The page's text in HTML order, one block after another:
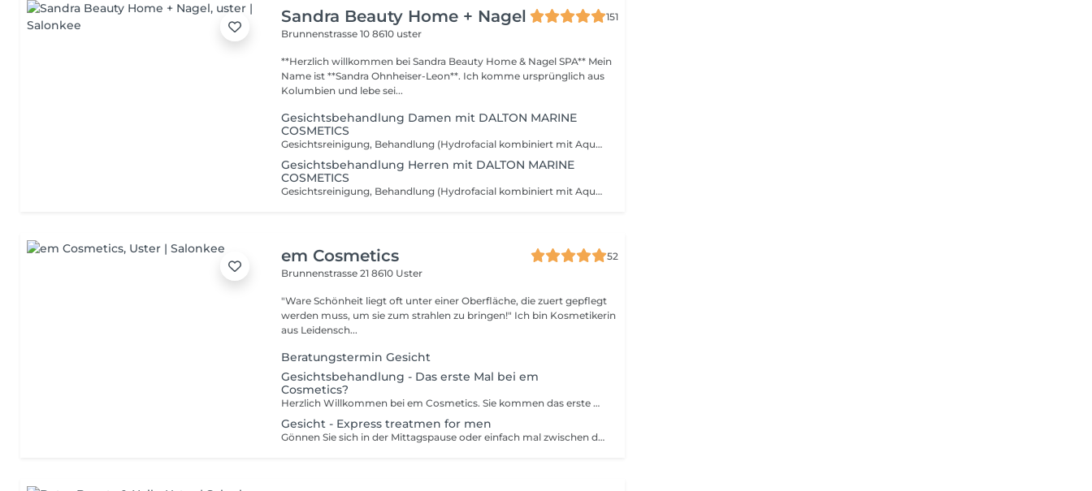
Sandra Beauty Home + Nagel
151
Brunnenstrasse 108610 uster
**Herzlich willkommen bei Sandra Beauty Home & Nagel SPA** Mein
Name ist **Sandra Ohnheiser-Leon**. Ich komme ursprünglich aus
Kolumbien und lebe sei...
Gesichtsbehandlung Damen mit DALTON MARINE
COSMETICS
Gesichtsreinigung, Behandlung (Hydrofacial kombiniert mit Aquafacial ab CHF 150), Maske, Abschlusspflege
Gesichtsbehandlung Herren mit DALTON MARINE
COSMETICS
Gesichtsreinigung, Behandlung (Hydrofacial kombiniert mit Aquafacial ab CHF 175), Maske, Abschlusspflege
em Cosmetics
52
Brunnenstrasse 218610 Uster
"Ware Schönheit liegt oft unter einer Oberfläche, die zuert gepflegt
werden muss, um sie zum strahlen zu bringen!" Ich bin Kosmetikerin
aus Leidensch...
Beratungstermin Gesicht
Gesichtsbehandlung - Das erste Mal bei em
Cosmetics?
Herzlich Willkommen bei em Cosmetics. Sie kommen das erste Mal zu mir und wissen nicht genau, was Sie buchen sollen? Es ist mir wichtig Ihre Bedürfnisse zu kennen, einen genauen Blick auf Ihre Haut zu werfen, um den aktuellen Gesundheits- und Hautzustand zu analysieren. Dazu benötige ich etwas mehr Zeit. Darum ist diese Buchung bei einem Erstbesuch bei em Cosmetics genau das Richtige für Sie. Er beinhaltet ein Beratungsgespräch und ein individuell auf Sie und die Hautbedürfnisse abgestimmter Behandlungsplan.
Gesicht - Express treatmen for men
Gönnen Sie sich in der Mittagspause oder einfach mal zwischen durch eine kleine Auszeit. Nach der Reinigung und Peeling wird Ihre Haut mit Wirkstoffen versorgt und Sie können während der Gesichtsmassage entspannen. Als Abschluss wird Ihre Haut mit einer Maske verwöhnt.